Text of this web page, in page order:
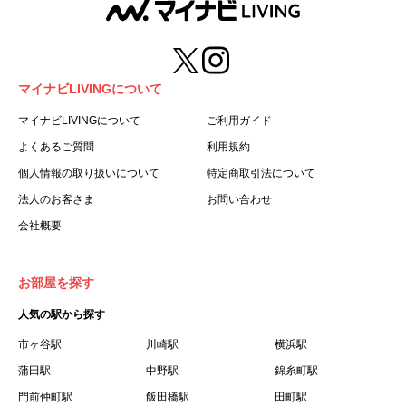
１.「本サ―ビス」とは、第１章第１条で規定する当社が運
営するマイナビLIVINGを意味します。
２.「利用者」とは、第１章第２条に規定する本サービスを
利用する個人を意味します。
３.「本サイト」とは、当社が運営する本サービスに関する
ます。
５.「会員」とは、第２章第１条に基づき会員登録が完了し
た個人を意味します。
録した情報、本サービス利用中に当社が登録を求めた情報
った場合の当該情報を意味します。
７.「本会員制度」とは、会員による本サービスの利用の促
進を目的とした会員制度を意味します。
マイナビLIVINGについて
マイナビLIVINGについて ご利用ガイド
よくあるご質問 利用規約
個人情報の取り扱いについて 特定商取引法について
法人のお客さま お問い合わせ
会社概要
お部屋を探す
人気の駅から探す
市ヶ谷駅 川崎駅 横浜駅
蒲田駅 中野駅 錦糸町駅
門前仲町駅 飯田橋駅 田町駅